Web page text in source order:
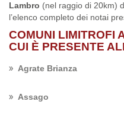
Lambro (nel raggio di 20km)
l’elenco completo dei notai
COMUNI LIMITROFI
CUI È PRESENTE
Agrate Brianza
Assago